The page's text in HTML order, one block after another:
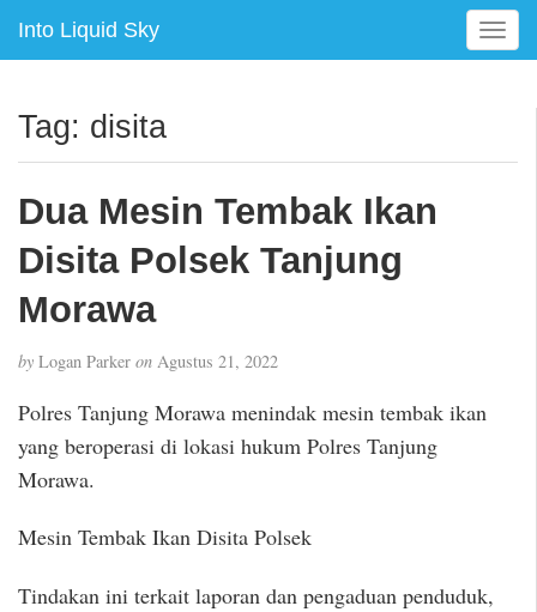
Into Liquid Sky
T
o
e
Tag: disita
Dua Mesin Tembak Ikan
Disita Polsek Tanjung
Morawa
by Logan Parker on Agustus 21, 2022
Polres Tanjung Morawa menindak mesin tembak ikan
yang beroperasi di lokasi hukum Polres Tanjung
Morawa.
Mesin Tembak Ikan Disita Polsek
Tindakan ini terkait laporan dan pengaduan penduduk,